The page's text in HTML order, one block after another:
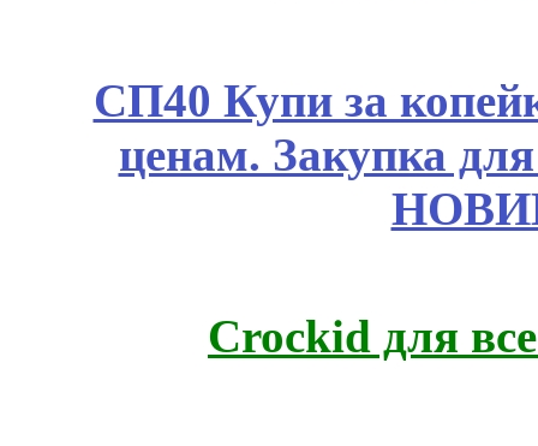
СП40 Купи за
ценам. Закупка
Crockid для